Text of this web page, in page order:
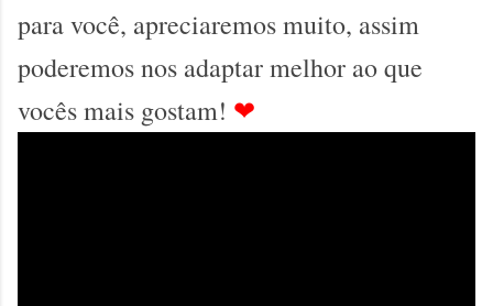
para você, apreciaremos muito, assim
poderemos nos adaptar melhor ao que
vocês mais gostam! ❤